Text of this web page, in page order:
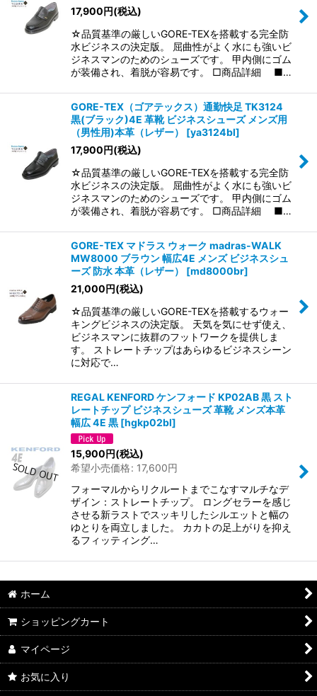
17,900円(税込)
☆品質基準の厳しいGORE-TEXを搭載する完全防
水ビジネスの決定版。 屈曲性がよく水にも強いビ
ジネスマンのためのシューズです。 甲内側にゴム
が装備され、着脱が容易です。 □商品詳細 ■…
GORE-TEX（ゴアテックス）通勤快足 TK3124
黒(ブラック)4E 革靴 ビジネスシューズ メンズ用
（男性用)本革（レザー）
[ya3124bl]
17,900円(税込)
☆品質基準の厳しいGORE-TEXを搭載する完全防
水ビジネスの決定版。 屈曲性がよく水にも強いビ
ジネスマンのためのシューズです。 甲内側にゴム
が装備され、着脱が容易です。 □商品詳細 ■…
GORE-TEX マドラス ウォーク madras-WALK
MW8000 ブラウン 幅広4E メンズ ビジネスシュ
ーズ 防水 本革（レザー）
[md8000br]
21,000円(税込)
☆品質基準の厳しいGORE-TEXを搭載するウォー
キングビジネスの決定版。 天気を気にせず使え、
ビジネスマンに抜群のフットワークを提供しま
す。 ストレートチップはあらゆるビジネスシーン
に対応で…
REGAL KENFORD ケンフォード KP02AB 黒 スト
レートチップ ビジネスシューズ 革靴 メンズ本革
幅広 4E 黒 [hgkp02bl]
15,900円(税込)
希望小売価格: 17,600円
フォーマルからリクルートまでこなすマルチなデ
ザイン：ストレートチップ。 ロングセラーを感じ
させる新ラストでスッキリしたシルエットと幅の
ゆとりを両立しました。 カカトの足上がりを抑え
るフィッティング…
ホーム
ショッピングカート
マイページ
お気に入り